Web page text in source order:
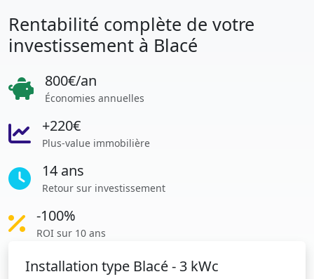
Rentabilité complète de votre
investissement à Blacé
800€/an
Économies annuelles
+220€
Plus-value immobilière
14 ans
Retour sur investissement
-100%
ROI sur 10 ans
Installation type Blacé - 3 kWc